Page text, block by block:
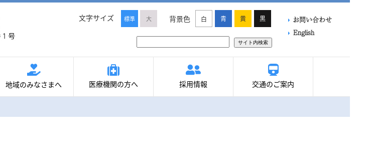
文字サイズ 標準 大 背景色 白 青 黄 黒
サイト内検索
お問い合わせ
English
地域のみなさまへ 医療機関の方へ 採用情報 交通のご案内